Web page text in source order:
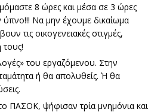
8 ώρες και μέσα σε 3 ώρες
Να μην έχουμε δικαίωμα
τις οικογενειακές στιγμές,
τους!
του εργαζόμενου. Στην
ή θα απολυθείς. Ή θα
ΠΑΣΟΚ, ψήφισαν τρία μνημόνια και